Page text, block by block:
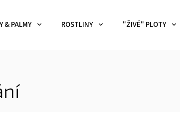
& PALMY ROSTLINY "ŽIVÉ" PLOTY